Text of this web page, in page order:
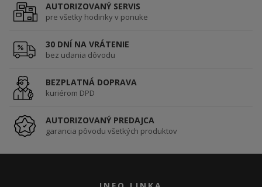
AUTORIZOVANÝ SERVIS
pre všetky hodinky v ponuke
30 DNÍ NA VRÁTENIE
bez udania dôvodu
BEZPLATNÁ DOPRAVA
kuriérom DPD
AUTORIZOVANÝ PREDAJCA
garancia pôvodu všetkých produktov